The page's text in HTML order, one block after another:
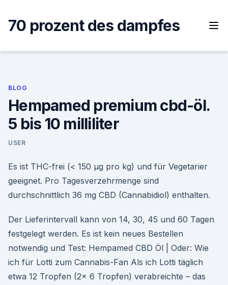
content
70 prozent des dampfes
BLOG
Hempamed premium cbd-öl.
5 bis 10 milliliter
USER
Es ist THC-frei (< 150 µg pro kg) und für Vegetarier
geeignet. Pro Tagesverzehrmenge sind
durchschnittlich 36 mg CBD (Cannabidiol) enthalten.
Der Lieferintervall kann von 14, 30, 45 und 60 Tagen
festgelegt werden. Es ist kein neues Bestellen
notwendig und Test: Hempamed CBD Öl | Oder: Wie
ich für Lotti zum Cannabis-Fan Als ich Lotti täglich
etwa 12 Tropfen (2x 6 Tropfen) verabreichte – das